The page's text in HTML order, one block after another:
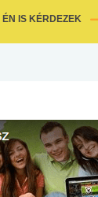
ÉN IS KÉRDEZEK